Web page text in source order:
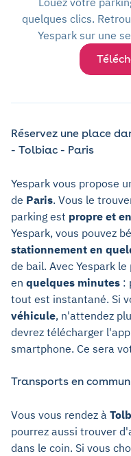
quelques clics.
Yespark sur une
Réservez une place
- Tolbiac - Paris
Yespark vous propose
de Paris. Vous le
parking est propre et
Yespark, vous pouvez
stationnement en
de bail. Avec Yespark
en quelques minutes :
tout est instantané. Si
véhicule, n'attendez
devrez télécharger
smartphone. Ce sera
Transports en
Vous vous rendez à
pourrez aussi trouver
dans le coin. Si vous